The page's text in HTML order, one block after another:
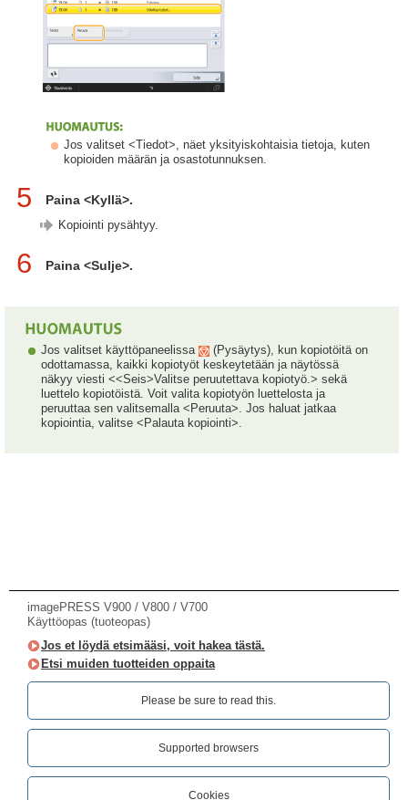
Jos valitset <Tiedot>, näet yksityiskohtaisia tietoja, kuten
kopioiden määrän ja osastotunnuksen.
5 Paina <Kyllä>.
Kopiointi pysähtyy.
6 Paina <Sulje>.
Jos valitset käyttöpaneelissa
(Pysäytys), kun kopiotöitä on
odottamassa, kaikki kopiotyöt keskeytetään ja näytössä
näkyy viesti <<Seis>Valitse peruutettava kopiotyö.> sekä
luettelo kopiotöistä. Voit valita kopiotyön luettelosta ja
peruuttaa sen valitsemalla <Peruuta>. Jos haluat jatkaa
kopiointia, valitse <Palauta kopiointi>.
imagePRESS V900 / V800 / V700
Käyttöopas (tuoteopas)
Jos et löydä etsimääsi, voit hakea tästä.
Etsi muiden tuotteiden oppaita
Please be sure to read this.‎
Supported browsers
Cookies